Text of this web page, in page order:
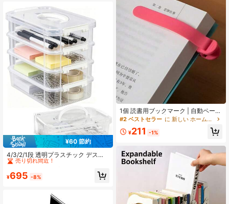
ップをすっきりと整理できる実用的
なアイテム。
¥60 節約
4/3/2/1段 透明プラスチック デスク
トップ収納ボックス 便利なハンドル
ロワーボックス、付箋、テープ、ク
#1 ベストセラー
に 新しい ホームオフィスストレージ
売り切れ間近！
#1 ベストセラー
売り切れ間近！
#1 ベストセラー
売り切れ間近！
#1 ベストセラー
¥695 -8%
1個 読書用ブックマーク | 自動ページ
めくり追跡機能 | 革新的なソフトシ
ミニマリスト 多機能ブックマークク
搬ツールとして使用可能、多用途、
旅行、オフィス用品に適しています
#2 ベストセラー に 新しい ホームオフィスストレージ
¥211 -1%